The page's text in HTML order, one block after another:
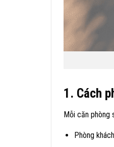
1. Cách
Mỗi căn phòng
Phòng